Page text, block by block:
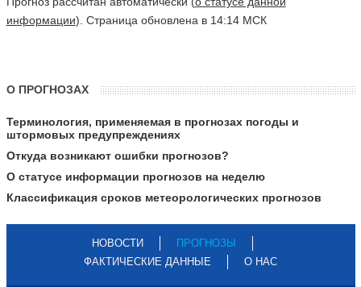
информации). Страница обновлена в 14:14 МСК
О ПРОГНОЗАХ
Терминология, применяемая в прогнозах погоды и
штормовых предупреждениях
Откуда возникают ошибки прогнозов?
О статусе информации прогнозов на неделю
Классификация сроков метеорологических прогнозов
НОВОСТИ
ПРОГНОЗЫ
ФАКТИЧЕСКИЕ ДАННЫЕ
О НАС